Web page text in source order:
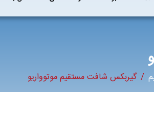
گیربکس شافت مستقیم موتوواریو